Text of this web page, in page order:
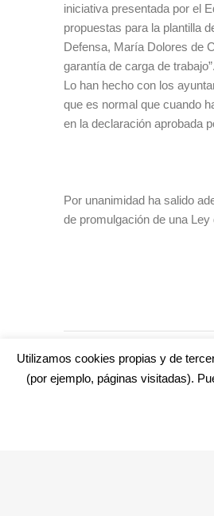
iniciativa presentada por el
propuestas para la plantilla
Defensa, María Dolores de
garantía de carga de
Lo han hecho con los
que es normal que cuando
en la declaración aprobada
Por unanimidad ha salido
de promulgación de una
Utilizamos cookies propias y de
(por ejemplo, páginas visitadas).